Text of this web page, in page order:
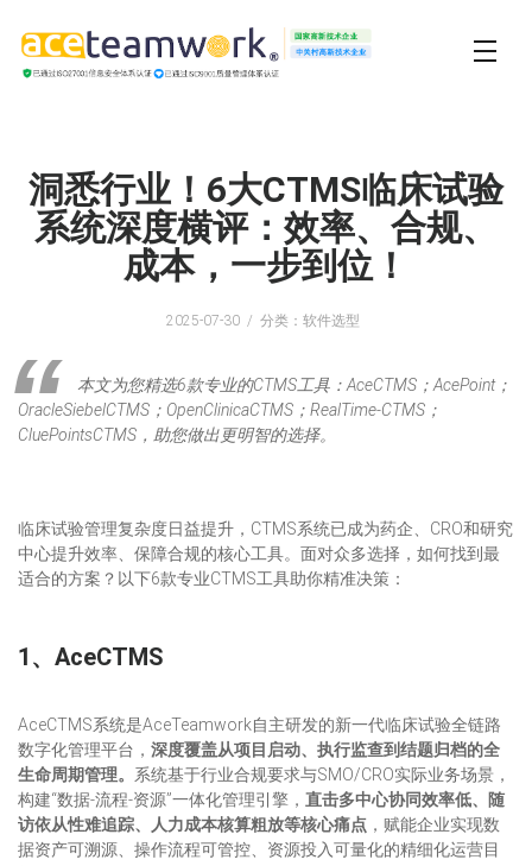
洞悉行业！6大CTMS临床试验
系统深度横评：效率、合规、
成本，一步到位！
2025-07-30 分类：软件选型
本文为您精选6款专业的CTMS工具：AceCTMS；AcePoint；
OracleSiebelCTMS；OpenClinicaCTMS；RealTime-CTMS；
CluePointsCTMS，助您做出更明智的选择。
临床试验管理复杂度日益提升，CTMS系统已成为药企、CRO和研究
中心提升效率、保障合规的核心工具。面对众多选择，如何找到最
适合的方案？以下6款专业CTMS工具助你精准决策：
1、 AceCTMS
AceCTMS系统是AceTeamwork自主研发的新一代临床试验全链路
数字化管理平台， 深度覆盖从项目启动、执行监查到结题归档的全
生命周期管理。 系统基于行业合规要求与SMO/CRO实际业务场景，
构建“数据-流程-资源”一体化管理引擎， 直击多中心协同效率低、随
访依从性难追踪、人力成本核算粗放等核心痛点 ，赋能企业实现数
据资产可溯源、操作流程可管控、资源投入可量化的精细化运营目